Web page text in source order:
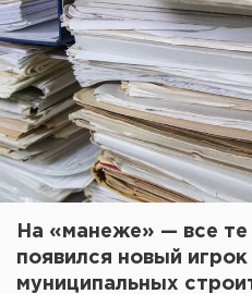
На «манеже» — все
появился новый
муниципальных